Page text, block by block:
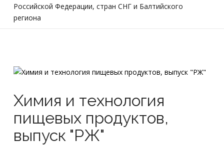
Российской Федерации, стран СНГ и Балтийского
региона
Химия и технология
пищевых продуктов,
выпуск "РЖ"